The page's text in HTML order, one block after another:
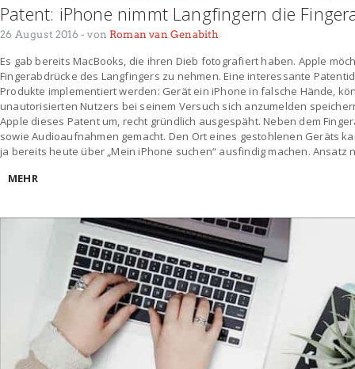
Patent: iPhone nimmt Langfingern die
26 August 2016- von Roman van Genabith
Es gab bereits MacBooks, die ihren Dieb fotografiert haben. Apple
Fingerabdrücke des Langfingers zu nehmen. Eine interessante
Produkte implementiert werden: Gerät ein iPhone in falsche Hände,
unautorisierten Nutzers bei seinem Versuch sich anzumelden
Apple dieses Patent um, recht gründlich ausgespäht. Neben dem
sowie Audioaufnahmen gemacht. Den Ort eines gestohlenen Geräts
ja bereits heute über „Mein iPhone suchen“ ausfindig machen. Ansatz
MEHR